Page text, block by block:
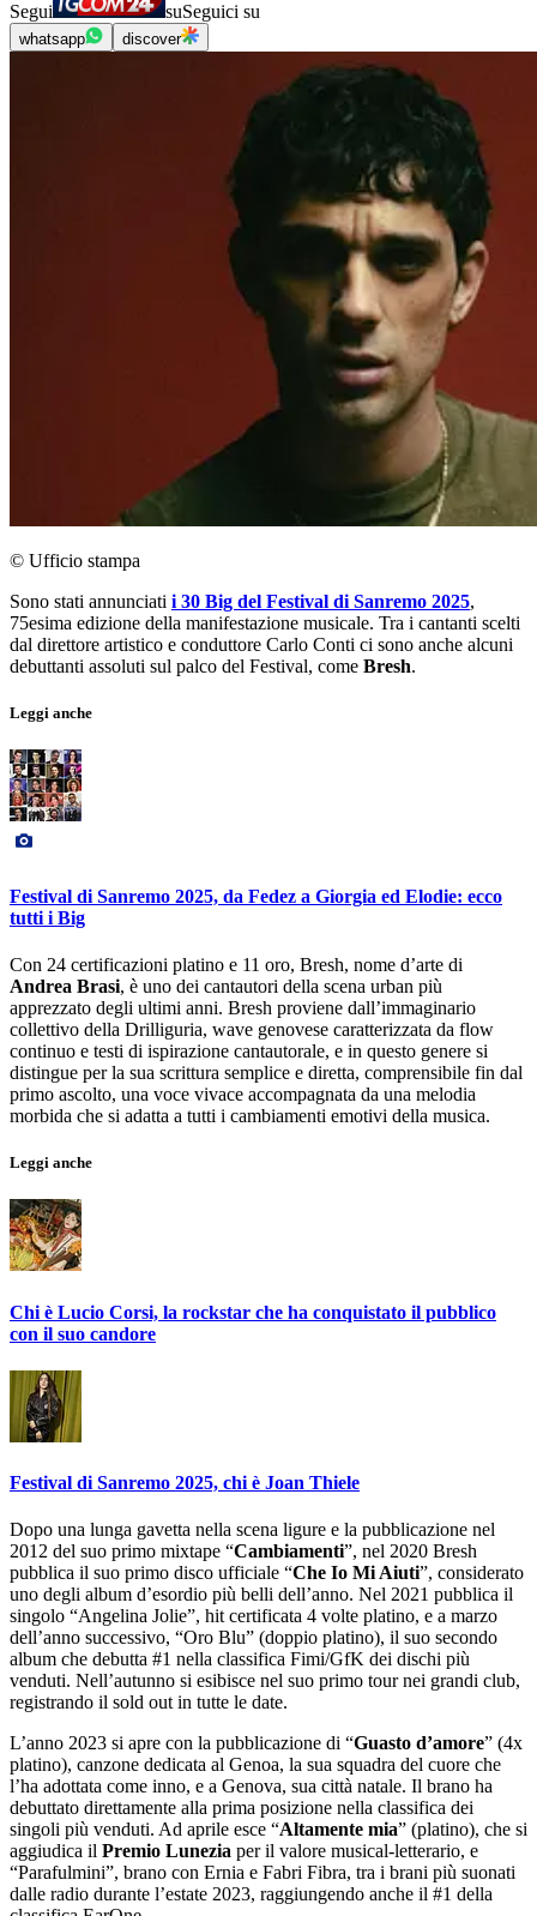
Segui suSeguici su
whatsapp discover
© Ufficio stampa
Sono stati annunciati i 30 Big del Festival di Sanremo 2025,
75esima edizione della manifestazione musicale. Tra i cantanti scelti
dal direttore artistico e conduttore Carlo Conti ci sono anche alcuni
debuttanti assoluti sul palco del Festival, come Bresh.
Leggi anche
Festival di Sanremo 2025, da Fedez a Giorgia ed Elodie: ecco
tutti i Big
Con 24 certificazioni platino e 11 oro, Bresh, nome d’arte di
Andrea Brasi, è uno dei cantautori della scena urban più
apprezzato degli ultimi anni. Bresh proviene dall’immaginario
collettivo della Drilliguria, wave genovese caratterizzata da flow
continuo e testi di ispirazione cantautorale, e in questo genere si
distingue per la sua scrittura semplice e diretta, comprensibile fin dal
primo ascolto, una voce vivace accompagnata da una melodia
morbida che si adatta a tutti i cambiamenti emotivi della musica.
Leggi anche
Chi è Lucio Corsi, la rockstar che ha conquistato il pubblico
con il suo candore
Festival di Sanremo 2025, chi è Joan Thiele
Dopo una lunga gavetta nella scena ligure e la pubblicazione nel
2012 del suo primo mixtape “Cambiamenti”, nel 2020 Bresh
pubblica il suo primo disco ufficiale “Che Io Mi Aiuti”, considerato
uno degli album d’esordio più belli dell’anno. Nel 2021 pubblica il
singolo “Angelina Jolie”, hit certificata 4 volte platino, e a marzo
dell’anno successivo, “Oro Blu” (doppio platino), il suo secondo
album che debutta #1 nella classifica Fimi/GfK dei dischi più
venduti. Nell’autunno si esibisce nel suo primo tour nei grandi club,
registrando il sold out in tutte le date.
L’anno 2023 si apre con la pubblicazione di “Guasto d’amore” (4x
platino), canzone dedicata al Genoa, la sua squadra del cuore che
l’ha adottata come inno, e a Genova, sua città natale. Il brano ha
debuttato direttamente alla prima posizione nella classifica dei
singoli più venduti. Ad aprile esce “Altamente mia” (platino), che si
aggiudica il Premio Lunezia per il valore musical-letterario, e
“Parafulmini”, brano con Ernia e Fabri Fibra, tra i brani più suonati
dalle radio durante l’estate 2023, raggiungendo anche il #1 della